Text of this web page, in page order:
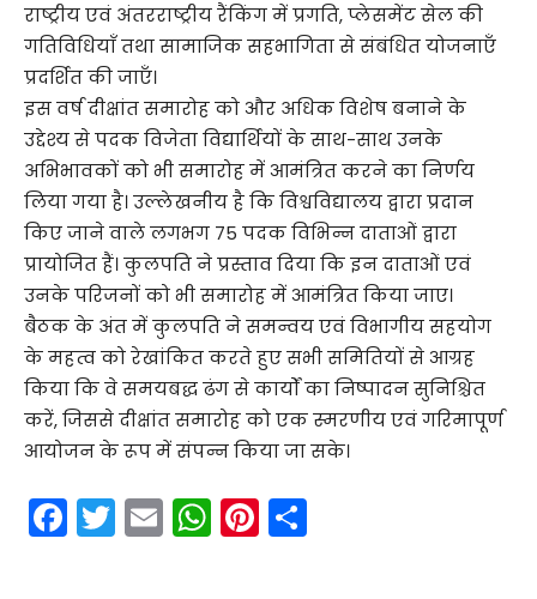
राष्ट्रीय एवं अंतरराष्ट्रीय रैंकिंग में प्रगति, प्लेसमेंट सेल की
गतिविधियाँ तथा सामाजिक सहभागिता से संबंधित योजनाएँ
प्रदर्शित की जाएँ।
इस वर्ष दीक्षांत समारोह को और अधिक विशेष बनाने के
उद्देश्य से पदक विजेता विद्यार्थियों के साथ-साथ उनके
अभिभावकों को भी समारोह में आमंत्रित करने का निर्णय
लिया गया है। उल्लेखनीय है कि विश्वविद्यालय द्वारा प्रदान
किए जाने वाले लगभग 75 पदक विभिन्न दाताओं द्वारा
प्रायोजित हैं। कुलपति ने प्रस्ताव दिया कि इन दाताओं एवं
उनके परिजनों को भी समारोह में आमंत्रित किया जाए।
बैठक के अंत में कुलपति ने समन्वय एवं विभागीय सहयोग
के महत्व को रेखांकित करते हुए सभी समितियों से आग्रह
किया कि वे समयबद्ध ढंग से कार्यों का निष्पादन सुनिश्चित
करें, जिससे दीक्षांत समारोह को एक स्मरणीय एवं गरिमापूर्ण
आयोजन के रूप में संपन्न किया जा सके।
F
a
T
w
E
m
W
h
Pi
nt